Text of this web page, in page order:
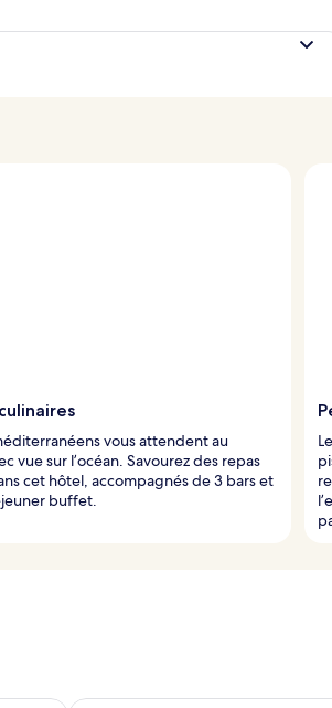
vous attendent au
vue sur l’océan. Savourez des repas
cet hôtel, accompagnés de 3 bars et
buffet.